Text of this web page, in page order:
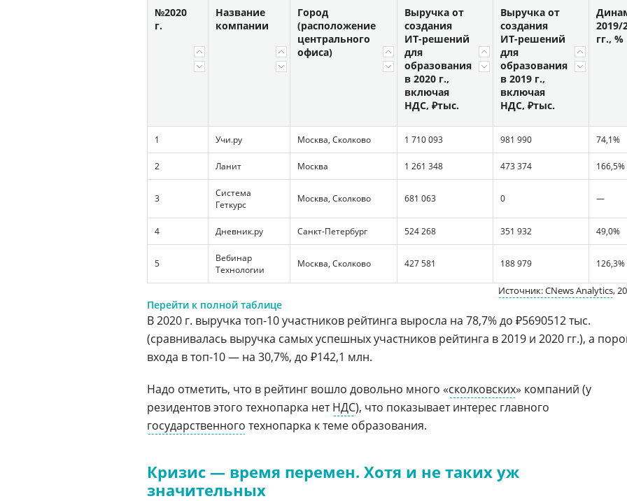
№2020
г.
Название
компании
Город
(расположение
центрального
офиса)
Выручка от
создания
ИТ-решений
для
образования
в 2020 г.,
включая
НДС, ₽тыс.
Выручка от
создания
ИТ-решений
для
образования
в 2019 г.,
включая
НДС, ₽тыс.
2019/
гг., %
1 Учи.ру Москва, Сколково 1 710 093 981 990 74,1%
2 Ланит Москва 1 261 348 473 374 166,5%
3
Система
Геткурс
Москва, Сколково 681 063 0 —
4 Дневник.ру Санкт-Петербург 524 268 351 932 49,0%
5
Вебинар
Технологии
Москва, Сколково 427 581 188 979 126,3%
Источник: CNews Analytics,
Перейти к полной таблице
В 2020 г. выручка топ-10 участников рейтинга выросла на 78,7% до ₽5690512 тыс.
(сравнивалась выручка самых успешных участников рейтинга в 2019 и 2020 гг.), а
входа в топ-10 — на 30,7%, до ₽142,1 млн.
Надо отметить, что в рейтинг вошло довольно много «сколковских» компаний (у
резидентов этого технопарка нетНДС), что показывает интерес главного
государственного технопарка к теме образования.
Кризис — время перемен. Хотя и не таких уж
значительных